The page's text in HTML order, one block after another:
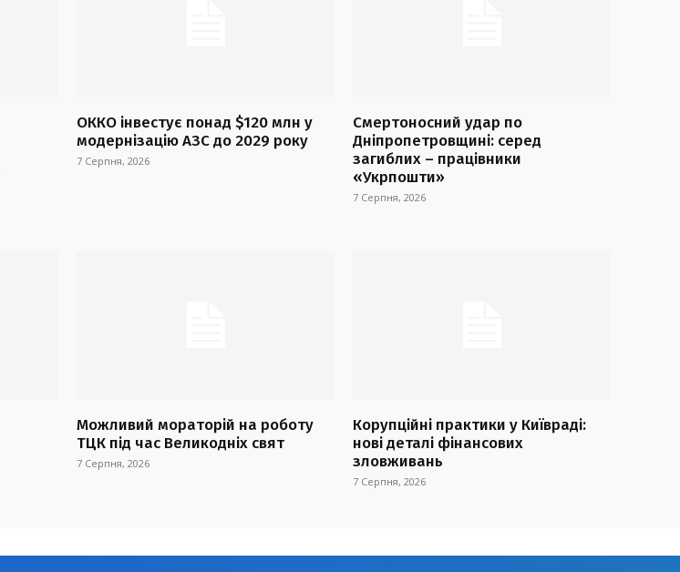
ОККО інвестує понад $120 млн у
модернізацію АЗС до 2029 року
7 Серпня, 2026
Смертоносний удар по
Дніпропетровщині: серед
загиблих – працівники
«Укрпошти»
7 Серпня, 2026
Можливий мораторій на роботу
ТЦК під час Великодніх свят
7 Серпня, 2026
Корупційні практики у Київраді:
нові деталі фінансових
зловживань
7 Серпня, 2026